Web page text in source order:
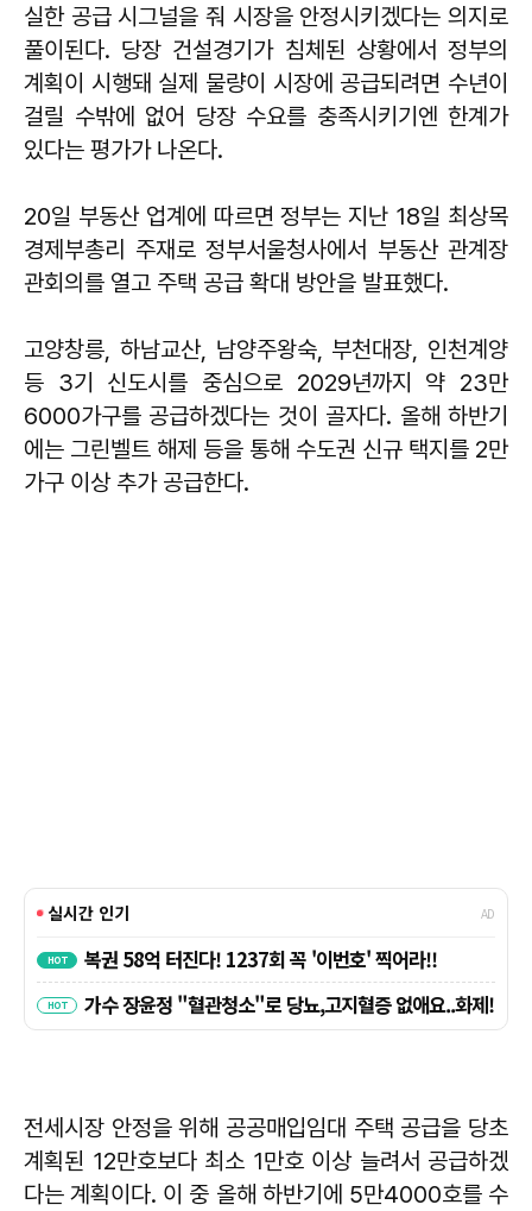
실한 공급 시그널을 줘 시장을 안정시키겠다는 의지로
풀이된다. 당장 건설경기가 침체된 상황에서 정부의
계획이 시행돼 실제 물량이 시장에 공급되려면 수년이
걸릴 수밖에 없어 당장 수요를 충족시키기엔 한계가
있다는 평가가 나온다.
20일 부동산 업계에 따르면 정부는 지난 18일 최상목
경제부총리 주재로 정부서울청사에서 부동산 관계장
관회의를 열고 주택 공급 확대 방안을 발표했다.
고양창릉, 하남교산, 남양주왕숙, 부천대장, 인천계양
등 3기 신도시를 중심으로 2029년까지 약 23만
6000가구를 공급하겠다는 것이 골자다. 올해 하반기
에는 그린벨트 해제 등을 통해 수도권 신규 택지를 2만
가구 이상 추가 공급한다.
전세시장 안정을 위해 공공매입임대 주택 공급을 당초
계획된 12만호보다 최소 1만호 이상 늘려서 공급하겠
다는 계획이다. 이 중 올해 하반기에 5만4000호를 수